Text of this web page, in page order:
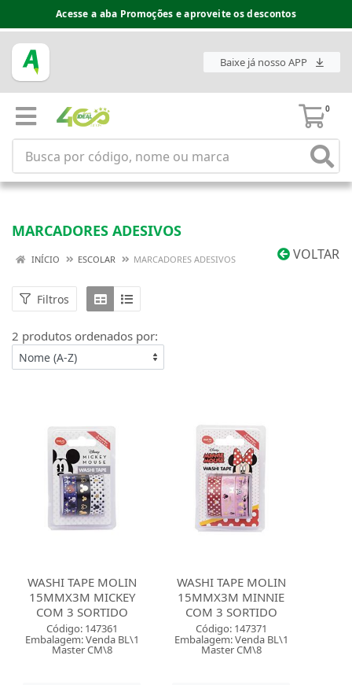
Acesse a aba Promoções e aproveite os descontos
Baixe já nosso APP
0
MARCADORES ADESIVOS
VOLTAR
INÍCIO ESCOLAR MARCADORES ADESIVOS
Filtros
2 produtos ordenados por:
WASHI TAPE MOLIN
15MMX3M MICKEY
COM 3 SORTIDO
Código: 147361
Embalagem: Venda BL\1
Master CM\8
WASHI TAPE MOLIN
15MMX3M MINNIE
COM 3 SORTIDO
Código: 147371
Embalagem: Venda BL\1
Master CM\8